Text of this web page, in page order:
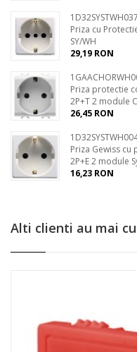
Priza cu
SY/WH
29,19 RON
Priza protectie
2P+T 2 module
26,45 RON
Priza Gewiss
2P+E 2 module
16,23 RON
Alti clienti au mai